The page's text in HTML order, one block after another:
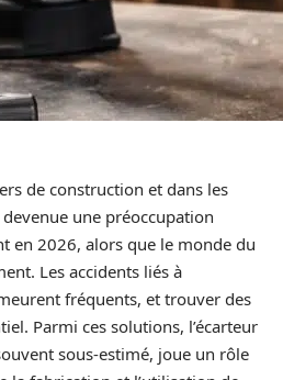
de construction et dans les
une préoccupation
en 2026, alors que le monde du
Les accidents liés à
fréquents, et trouver des
Parmi ces solutions, l’écarteur
sous-estimé, joue un rôle